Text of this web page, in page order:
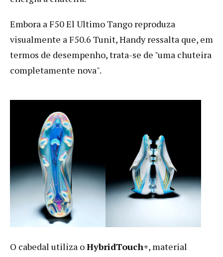
Embora a F50 El Ultimo Tango reproduza
visualmente a F50.6 Tunit, Handy ressalta que, em
termos de desempenho, trata-se de "uma chuteira
completamente nova".
O cabedal utiliza oHybridTouch+, material